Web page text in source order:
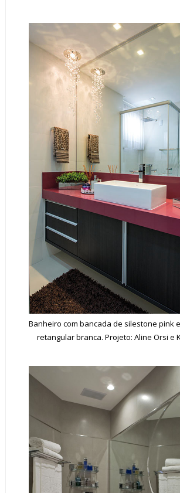
Banheiro com bancada de silestone pink
retangular branca. Projeto: Aline Orsi e